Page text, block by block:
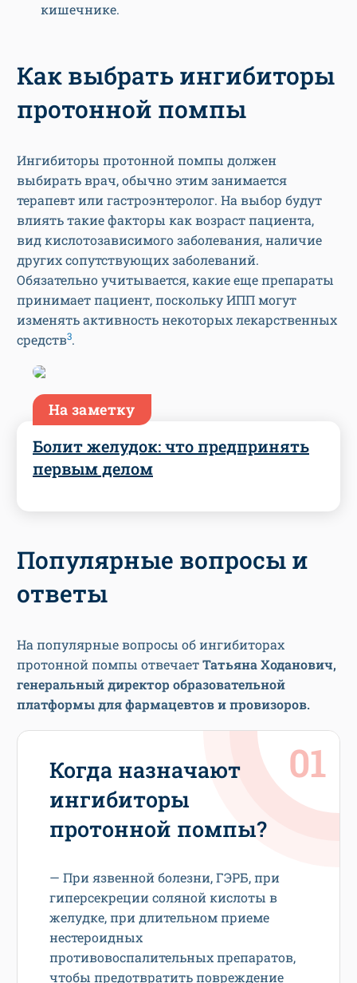
кишечнике.
Как выбрать ингибиторы
протонной помпы
Ингибиторы протонной помпы должен
выбирать врач, обычно этим занимается
терапевт или гастроэнтеролог. На выбор будут
влиять такие факторы как возраст пациента,
вид кислотозависимого заболевания, наличие
других сопутствующих заболеваний.
Обязательно учитывается, какие еще препараты
принимает пациент, поскольку ИПП могут
изменять активность некоторых лекарственных
средств3.
На заметку
Болит желудок: что предпринять
первым делом
Популярные вопросы и
ответы
На популярные вопросы об ингибиторах
протонной помпы отвечаетТатьяна Ходанович,
генеральный директор образовательной
платформы для фармацевтов и провизоров.
Когда назначают
ингибиторы
протонной помпы?
— При язвенной болезни, ГЭРБ, при
гиперсекреции соляной кислоты в
желудке, при длительном приеме
нестероидных
противовоспалительных препаратов,
чтобы предотвратить повреждение